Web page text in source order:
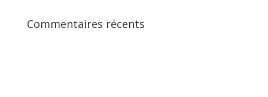
Commentaires récents